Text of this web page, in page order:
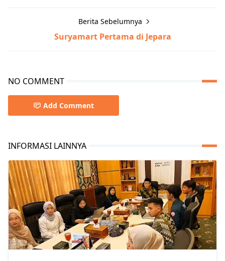
Berita Sebelumnya
Suryamart Pertama di Jepara
NO COMMENT
Add Comment
INFORMASI LAINNYA